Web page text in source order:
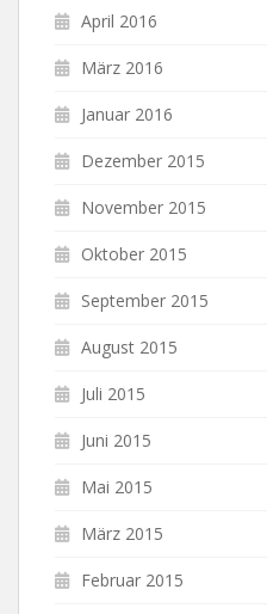
April 2016
März 2016
Januar 2016
Dezember 2015
November 2015
Oktober 2015
September 2015
August 2015
Juli 2015
Juni 2015
Mai 2015
März 2015
Februar 2015